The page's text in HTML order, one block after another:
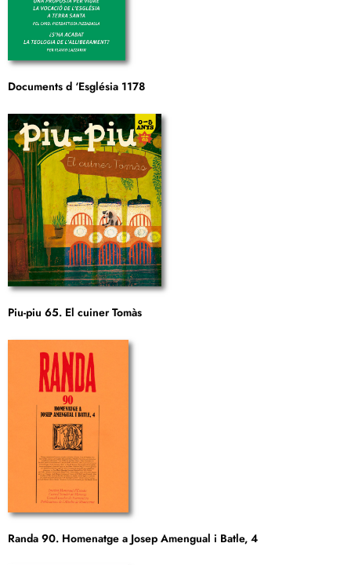
Documents d ‘Església 1178
Piu-piu 65. El cuiner Tomàs
Randa 90. Homenatge a Josep Amengual i Batle, 4